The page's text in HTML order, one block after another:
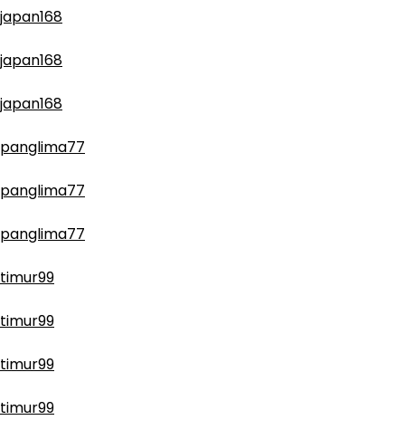
japan168
japan168
japan168
panglima77
panglima77
panglima77
timur99
timur99
timur99
timur99